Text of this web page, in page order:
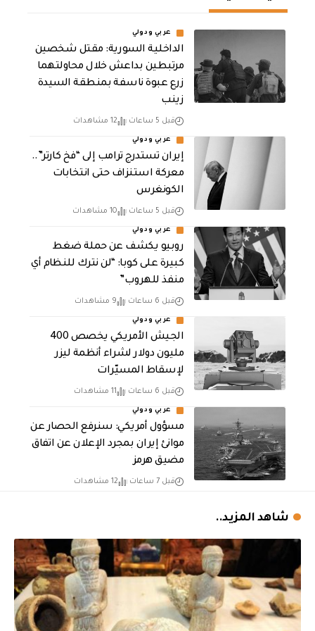
عربي ودولي
الداخلية السورية: مقتل شخصين
مرتبطين بداعش خلال محاولتهما
زرع عبوة ناسفة بمنطقة السيدة
زينب
قبل 5 ساعات 12 مشاهدات
عربي ودولي
إيران تستدرج ترامب إلى “فخ كارتر”..
معركة استنزاف حتى انتخابات
الكونغرس
قبل 5 ساعات 10 مشاهدات
عربي ودولي
روبيو يكشف عن حملة ضغط
كبيرة على كوبا: “لن نترك للنظام أي
منفذ للهروب”
قبل 6 ساعات 9 مشاهدات
عربي ودولي
الجيش الأمريكي يخصص 400
مليون دولار لشراء أنظمة ليزر
لإسقاط المسيّرات
قبل 6 ساعات 11 مشاهدات
عربي ودولي
مسؤول أمريكي: سنرفع الحصار عن
موانئ إيران بمجرد الإعلان عن اتفاق
مضيق هرمز
قبل 7 ساعات 12 مشاهدات
شاهد المزيد..